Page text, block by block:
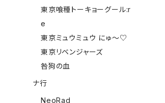
東京喰種トーキョーグール:r
e
東京ミュウミュウ にゅ～♡
東京リベンジャーズ
咎狗の血
ナ行
NeoRad